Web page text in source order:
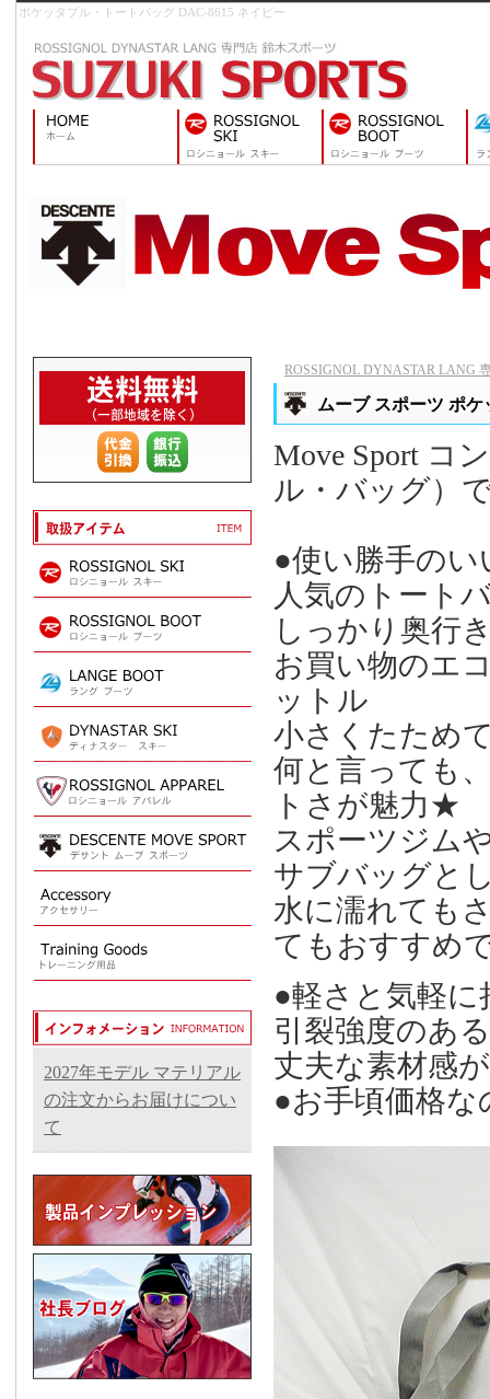
ポケッタブル・トートバッグ DAC-8615 ネイビー
ROSSIGNOL DYNASTAR LANG
ムーブ スポーツ ポ
Move Sport コ
ル・バッグ）
●使い勝手のい
人気のトート
しっかり奥行
お買い物のエ
ットル
小さくたため
何と言っても
トさが魅力★
スポーツジム
サブバッグと
水に濡れても
てもおすすめ
●軽さと気軽
引裂強度のあ
丈夫な素材感
●お手頃価格
2027年モデル マテリアル
の注文からお届けについ
て